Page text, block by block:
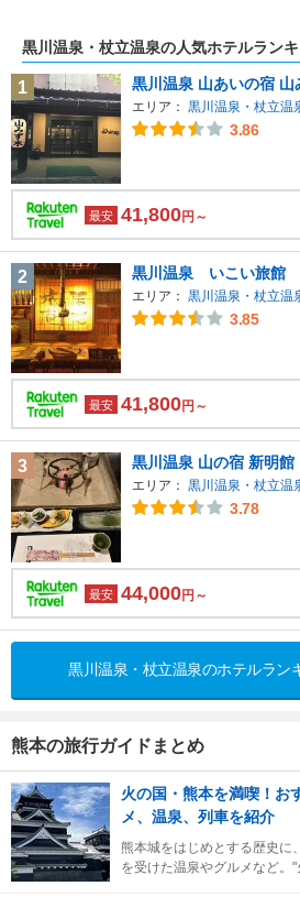
黒川温泉・杖立温泉の人気ホテルラン
1 黒川温泉 山あいの宿 山
エリア： 黒川温泉・杖立温
3.86
最安 41,800円～
2 黒川温泉 いこい旅館
エリア： 黒川温泉・杖立温
3.85
最安 41,800円～
3 黒川温泉 山の宿 新明館
エリア： 黒川温泉・杖立温
3.78
最安 44,000円～
黒川温泉・杖立温泉のホテルラン
熊本の旅行ガイドまとめ
火の国・熊本を満喫！お
メ、温泉、列車を紹介
熊本城をはじめとする歴史に
を受けた温泉やグルメなど。